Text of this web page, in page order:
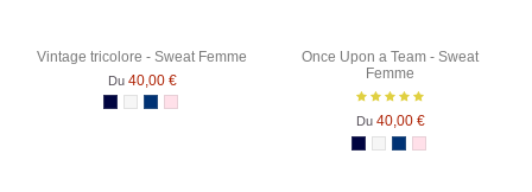
Vintage tricolore - Sweat Femme
Du 40,00 €
Bleu Marine
Blanc chiné
Bleu Marine Chiné
Rose Chiné
Once Upon a Team - Sweat
Femme
Du 40,00 €
Bleu Marine
Blanc chiné
Bleu Marine Chiné
Rose Chiné